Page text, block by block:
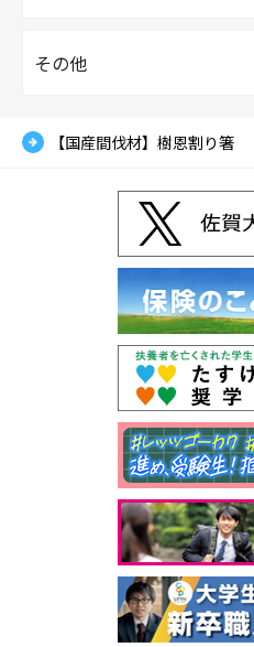
佐賀大学生協設立６０
2026年01月08日(木)｜お知らせ
2026年3月佐賀大学をご卒
出資金返還のご案内と、卒
その他
【国産間伐材】樹恩割り箸